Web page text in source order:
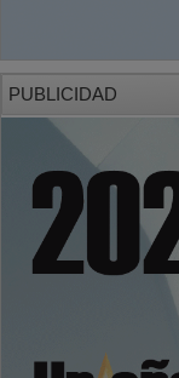
PUBLICIDAD